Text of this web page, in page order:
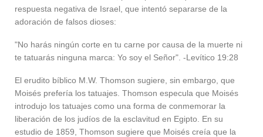
respuesta negativa de Israel, que intentó separarse de la
adoración de falsos dioses:
"No harás ningún corte en tu carne por causa de la muerte ni
te tatuarás ninguna marca: Yo soy el Señor". -Levítico 19:28
El erudito bíblico M.W. Thomson sugiere, sin embargo, que
Moisés prefería los tatuajes. Thomson especula que Moisés
introdujo los tatuajes como una forma de conmemorar la
liberación de los judíos de la esclavitud en Egipto. En su
estudio de 1859, Thomson sugiere que Moisés creía que la